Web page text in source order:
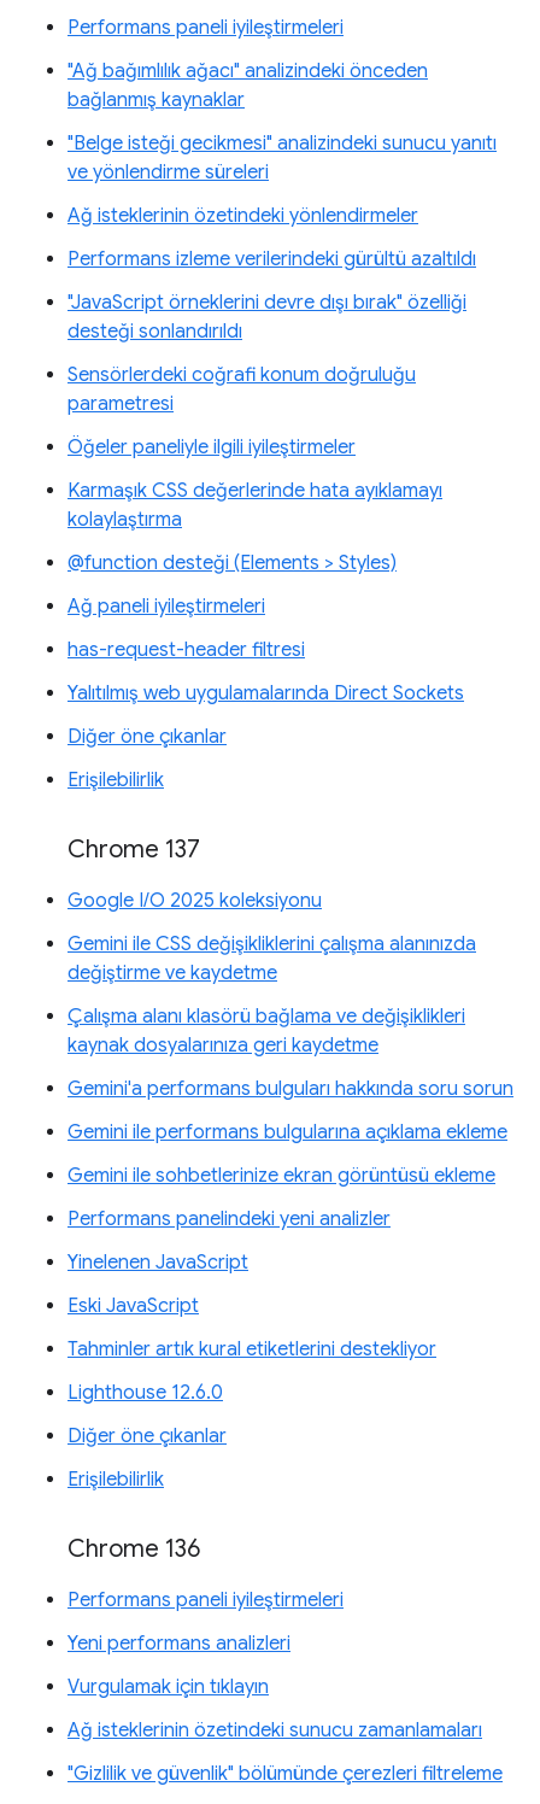
Performans paneli iyileştirmeleri
"Ağ bağımlılık ağacı" analizindeki önceden
bağlanmış kaynaklar
"Belge isteği gecikmesi" analizindeki sunucu yanıtı
ve yönlendirme süreleri
Ağ isteklerinin özetindeki yönlendirmeler
Performans izleme verilerindeki gürültü azaltıldı
"JavaScript örneklerini devre dışı bırak" özelliği
desteği sonlandırıldı
Sensörlerdeki coğrafi konum doğruluğu
parametresi
Öğeler paneliyle ilgili iyileştirmeler
Karmaşık CSS değerlerinde hata ayıklamayı
kolaylaştırma
@function desteği (Elements > Styles)
Ağ paneli iyileştirmeleri
has-request-header filtresi
Yalıtılmış web uygulamalarında Direct Sockets
Diğer öne çıkanlar
Erişilebilirlik
Chrome 137
Google I/O 2025 koleksiyonu
Gemini ile CSS değişikliklerini çalışma alanınızda
değiştirme ve kaydetme
Çalışma alanı klasörü bağlama ve değişiklikleri
kaynak dosyalarınıza geri kaydetme
Gemini'a performans bulguları hakkında soru sorun
Gemini ile performans bulgularına açıklama ekleme
Gemini ile sohbetlerinize ekran görüntüsü ekleme
Performans panelindeki yeni analizler
Yinelenen JavaScript
Eski JavaScript
Tahminler artık kural etiketlerini destekliyor
Lighthouse 12.6.0
Diğer öne çıkanlar
Erişilebilirlik
Chrome 136
Performans paneli iyileştirmeleri
Yeni performans analizleri
Vurgulamak için tıklayın
Ağ isteklerinin özetindeki sunucu zamanlamaları
"Gizlilik ve güvenlik" bölümünde çerezleri filtreleme